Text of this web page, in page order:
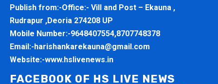
Publish from:-Office:- Vill and Post – Ekauna ,
Rudrapur ,Deoria 274208 UP
Mobile Number:-9648407554,8707748378
Email:-harishankarekauna@gmail.com
Website:-www.hslivenews.in
FACEBOOK OF HS LIVE NEWS